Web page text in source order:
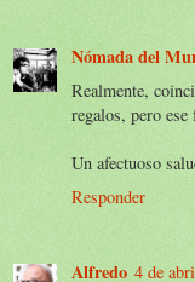
Nómada del
Realmente,
regalos, pero
Un afectuoso
Responder
Alfredo 4 de